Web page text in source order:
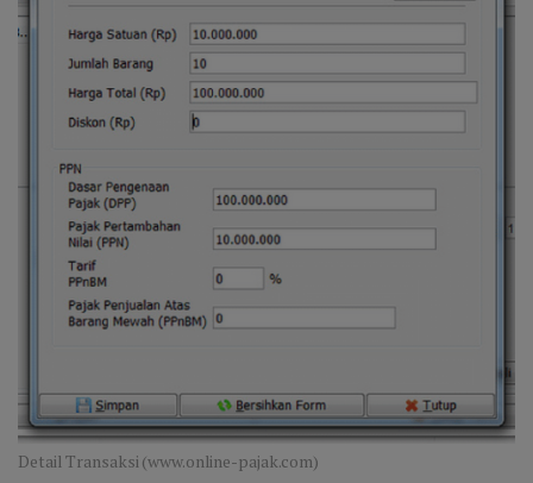
Detail Transaksi (www.online-pajak.com)